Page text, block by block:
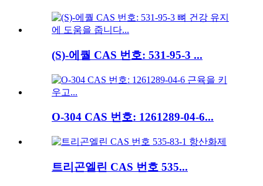
(S)-에퀄 CAS 번호: 531-95-3 ...
O-304 CAS 번호: 1261289-04-6...
트리곤엘린 CAS 번호 535...